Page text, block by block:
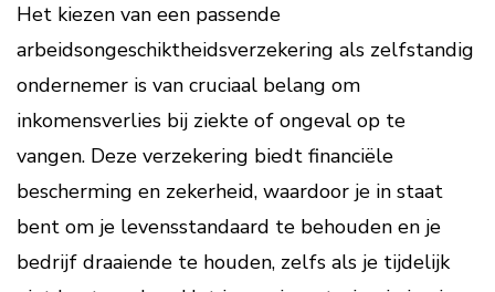
Het kiezen van een passende
arbeidsongeschiktheidsverzekering als zelfstandig
ondernemer is van cruciaal belang om
inkomensverlies bij ziekte of ongeval op te
vangen. Deze verzekering biedt financiële
bescherming en zekerheid, waardoor je in staat
bent om je levensstandaard te behouden en je
bedrijf draaiende te houden, zelfs als je tijdelijk